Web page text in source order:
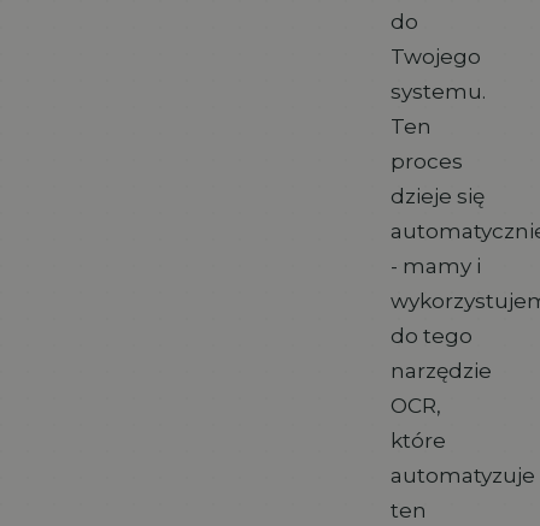
do
Twojego
systemu.
Ten
proces
dzieje się
- mamy i
do tego
narzędzie
OCR,
które
automatyzuje
ten